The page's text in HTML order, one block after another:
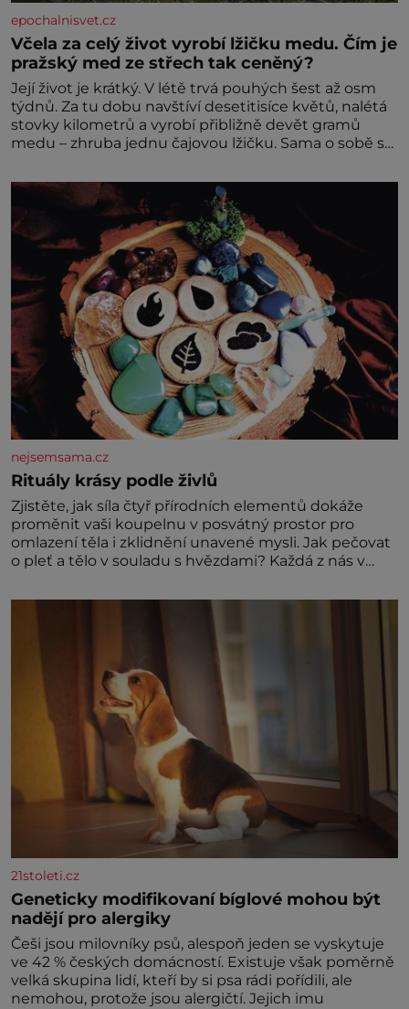
epochalnisvet.cz
Včela za celý život vyrobí lžičku medu. Čím je
pražský med ze střech tak ceněný?
Její život je krátký. V létě trvá pouhých šest až osm
týdnů. Za tu dobu navštíví desetitisíce květů, nalétá
stovky kilometrů a vyrobí přibližně devět gramů
medu – zhruba jednu čajovou lžičku. Sama o sobě se
dalšími desítkami tisíc příslušnic svého včelstva,
vznikne jeden z nejdokonalejších organismů
nejsemsama.cz
Rituály krásy podle živlů
Zjistěte, jak síla čtyř přírodních elementů dokáže
proměnit vaši koupelnu v posvátný prostor pro
omlazení těla i zklidnění unavené mysli. Jak pečovat
o pleť a tělo v souladu s hvězdami? Každá z nás v
naší povaze, ale i v potřebách naší pokožky. Ohnivá
znamení Ženy narozené ve znamení Berana, Lva a
Střelce v sobě nesou žár, odvahu a neutuchající elán.
21stoleti.cz
Geneticky modifikovaní bíglové mohou být
nadějí pro alergiky
Češi jsou milovníky psů, alespoň jeden se vyskytuje
ve 42 % českých domácností. Existuje však poměrně
velká skupina lidí, kteří by si psa rádi pořídili, ale
nemohou, protože jsou alergičtí. Jejich imu